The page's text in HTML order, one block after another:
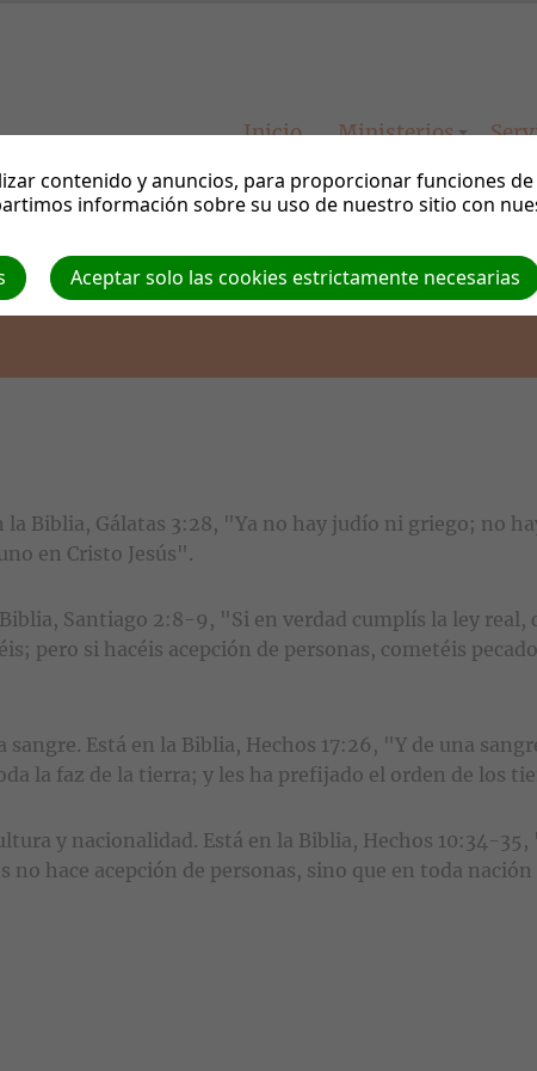
Inicio Ministerios
la Biblia, Gálatas 3:28, "Ya no hay judío ni griego; no
en Cristo Jesús".
Santiago 2:8-9, "Si en verdad cumplís la ley
pero si hacéis acepción de personas, cometéis
Está en la Biblia, Hechos 17:26, "Y de una
la faz de la tierra; y les ha prefijado el orden de los
y nacionalidad. Está en la Biblia, Hechos 10:34-
hace acepción de personas, sino que en toda nación
contenido y anuncios, para proporcionar funciones
información sobre su uso de nuestro sitio con
Aceptar solo las cookies estrictamente necesarias